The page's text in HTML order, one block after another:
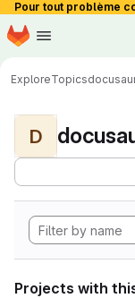
Pour tout problème
Skip to main content
Homepage
ExploreTopics
D
Projects with